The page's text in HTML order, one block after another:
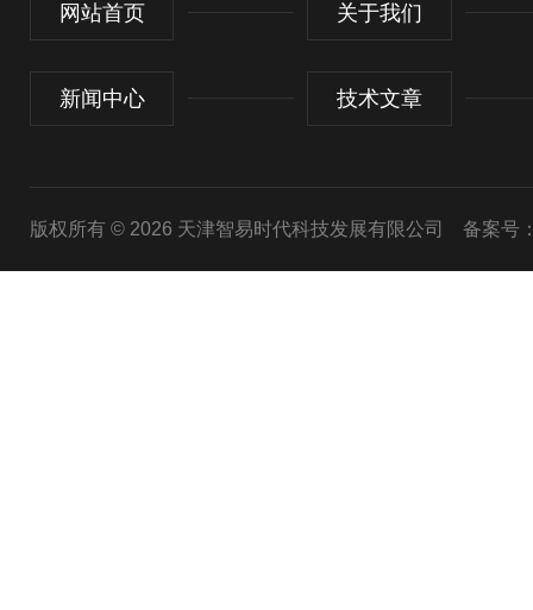
网站首页 关于我们
新闻中心 技术文章
版权所有 © 2026 天津智易时代科技发展有限公司 备案号